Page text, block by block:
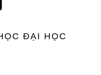
ĐẠI HỌC